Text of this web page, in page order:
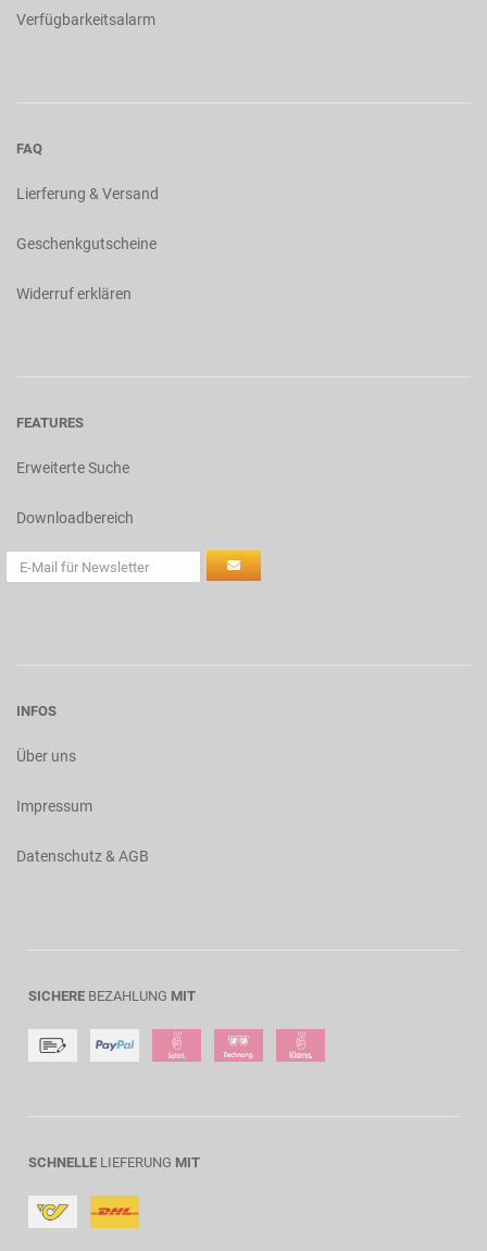
Verfügbarkeitsalarm
FAQ
Lierferung & Versand
Geschenkgutscheine
Widerruf erklären
FEATURES
Erweiterte Suche
Downloadbereich
INFOS
Über uns
Impressum
Datenschutz & AGB
SICHERE BEZAHLUNG MIT
SCHNELLE LIEFERUNG MIT